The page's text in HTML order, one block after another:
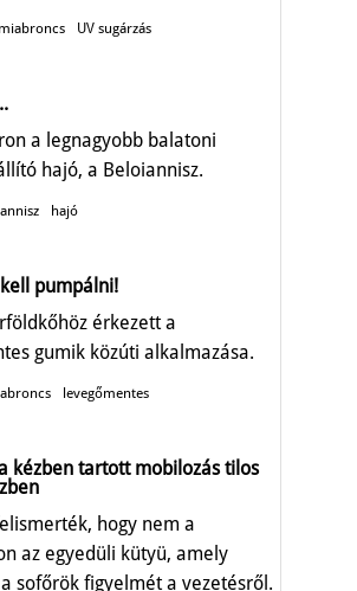
UV sugárzás
a legnagyobb balatoni
hajó, a Beloiannisz.
hajó
pumpálni!
érkezett a
gumik közúti alkalmazása.
levegőmentes
kézben tartott mobilozás tilos
hogy nem a
az egyedüli kütyü, amely
sofőrök figyelmét a vezetésről.